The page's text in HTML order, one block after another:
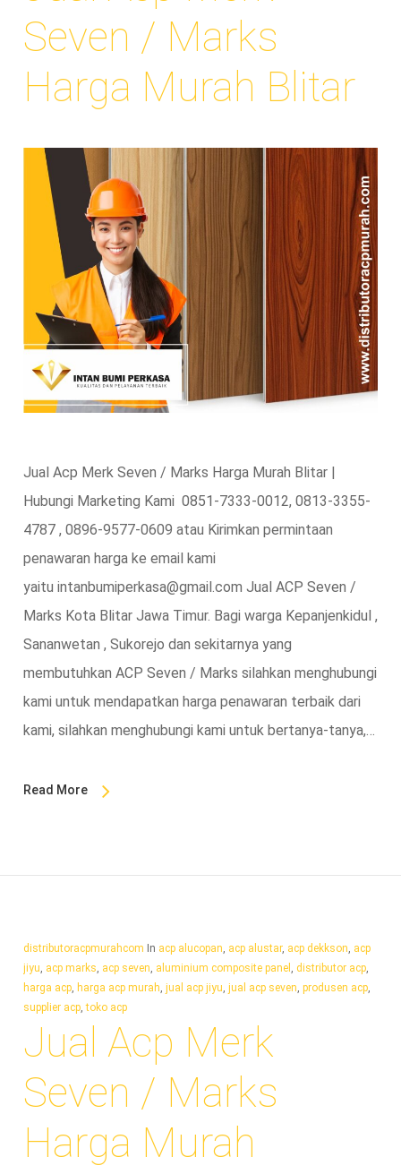
Seven / Marks
Harga Murah Blitar
Jual Acp Merk Seven / Marks Harga Murah Blitar |
Hubungi Marketing Kami 0851-7333-0012, 0813-3355-
4787 , 0896-9577-0609 atau Kirimkan permintaan
penawaran harga ke email kami
yaitu intanbumiperkasa@gmail.com Jual ACP Seven /
Marks Kota Blitar Jawa Timur. Bagi warga Kepanjenkidul ,
Sananwetan , Sukorejo dan sekitarnya yang
membutuhkan ACP Seven / Marks silahkan menghubungi
kami untuk mendapatkan harga penawaran terbaik dari
kami, silahkan menghubungi kami untuk bertanya-tanya,…
Read More
distributoracpmurahcom In acp alucopan, acp alustar, acp dekkson, acp
jiyu, acp marks, acp seven, aluminium composite panel , distributor acp,
harga acp, harga acp murah, jual acp jiyu, jual acp seven, produsen acp,
supplier acp,toko acp
Jual Acp Merk
Seven / Marks
Harga Murah